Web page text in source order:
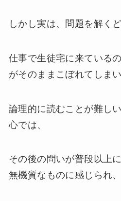
しかし実は、問題を解く
仕事で生徒宅に来ている
がそのままこぼれてしまい
論理的に読むことが難し
心では、
その後の問いが普段以上
無機質なものに感じられ、